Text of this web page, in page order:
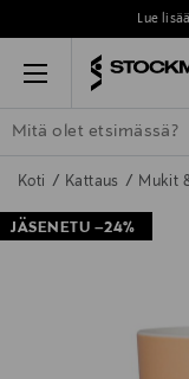
Lue
Menu
ETSI KAIKKI NAISET
Koti Kattaus Mukit
JÄSENETU –24%